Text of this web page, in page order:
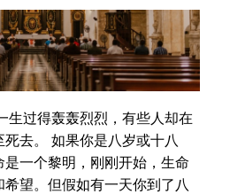
生过得轰轰烈烈，有些人却在
去。 如果你是八岁或十八
一个黎明，刚刚开始，生命
望。但假如有一天你到了八